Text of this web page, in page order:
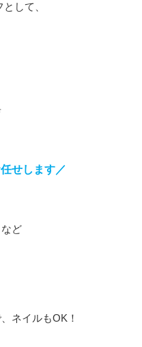
して、
せします／
ど
ネイルもOK！